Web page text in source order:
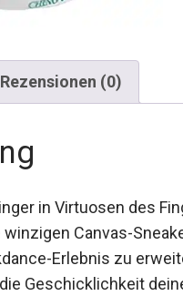
Rezensionen (0)
in Virtuosen des
winzigen Canvas-
Erlebnis zu
Geschicklichkeit